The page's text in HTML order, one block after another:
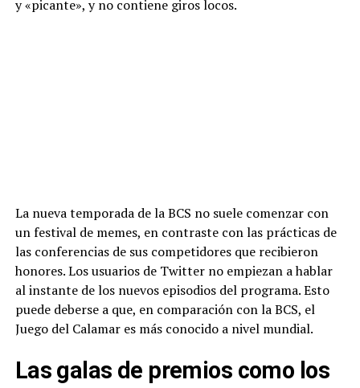
y «picante», y no contiene giros locos.
La nueva temporada de la BCS no suele comenzar con
un festival de memes, en contraste con las prácticas de
las conferencias de sus competidores que recibieron
honores. Los usuarios de Twitter no empiezan a hablar
al instante de los nuevos episodios del programa. Esto
puede deberse a que, en comparación con la BCS, el
Juego del Calamar es más conocido a nivel mundial.
Las galas de premios como los